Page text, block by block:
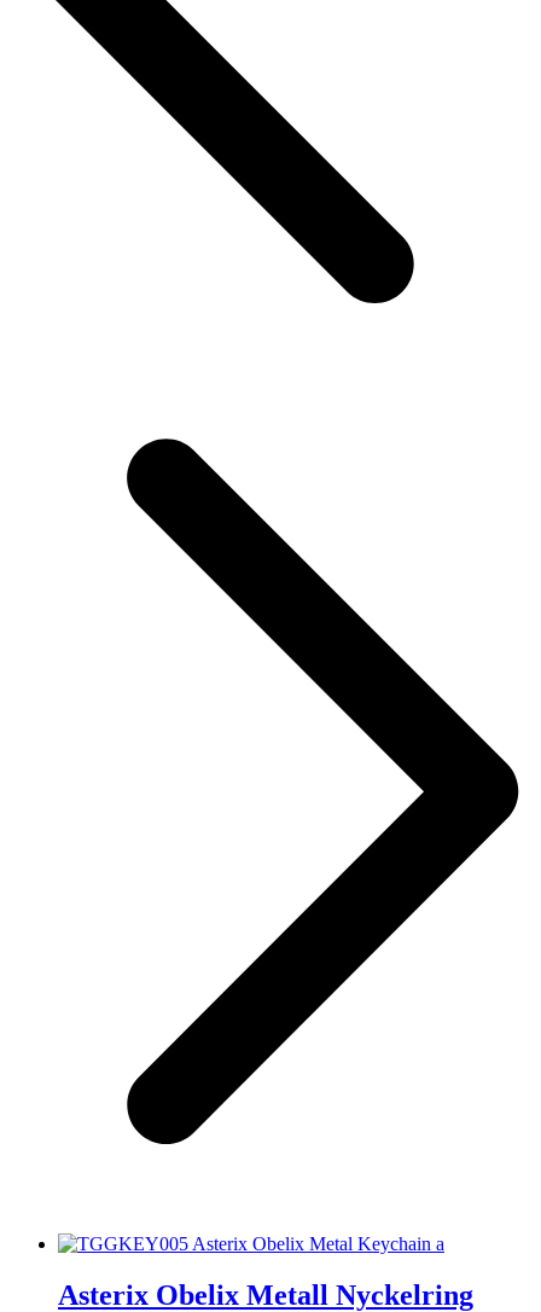
Asterix Obelix Metall Nyckelring